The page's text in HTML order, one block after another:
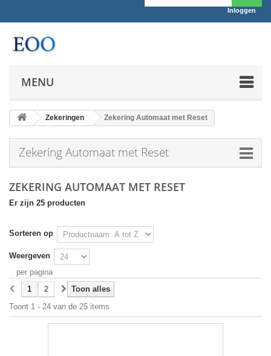
Inloggen
MENU
Zekeringen Zekering Automaat met Reset
Zekering Automaat met Reset
ZEKERING AUTOMAAT MET RESET
Er zijn 25 producten
Sorteren op
Weergeven
per pagina
Toon alles
1
2
Toont 1 - 24 van de 25 items